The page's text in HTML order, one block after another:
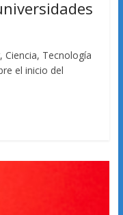
Ciencia, Tecnología
el inicio del